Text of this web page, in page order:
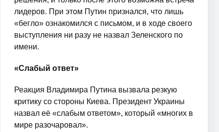
лидеров. При этом Путин признался, что лишь
«бегло» ознакомился с письмом, и в ходе своего
выступления ни разу не назвал Зеленского по
имени.
«Слабый ответ»
Реакция Владимира Путина вызвала резкую
критику со стороны Киева. Президент Украины
назвал её «слабым ответом», который «многих в
мире разочаровал».